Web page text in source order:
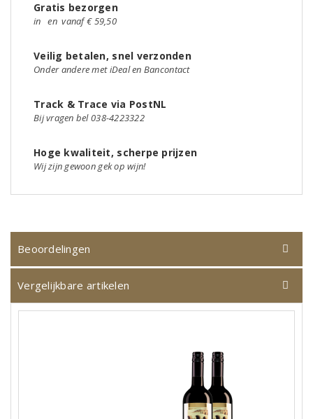
Gratis bezorgen
in en vanaf € 59,50
Veilig betalen, snel verzonden
Onder andere met iDeal en Bancontact
Track & Trace via PostNL
Bij vragen bel 038-4223322
Hoge kwaliteit, scherpe prijzen
Wij zijn gewoon gek op wijn!
Beoordelingen
Vergelijkbare artikelen